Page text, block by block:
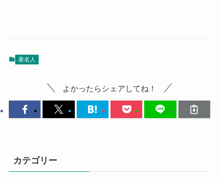
著名人
よかったらシェアしてね！
カテゴリー